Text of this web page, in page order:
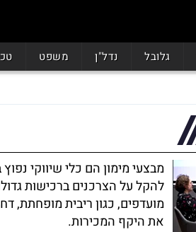
גלובל נדל"ן משפט
מבצעי מימון הם כלי שיווקי
להקל על הצרכנים ברכישות
מועדפים, כגון ריבית מופחתת,
את היקף המכירות.